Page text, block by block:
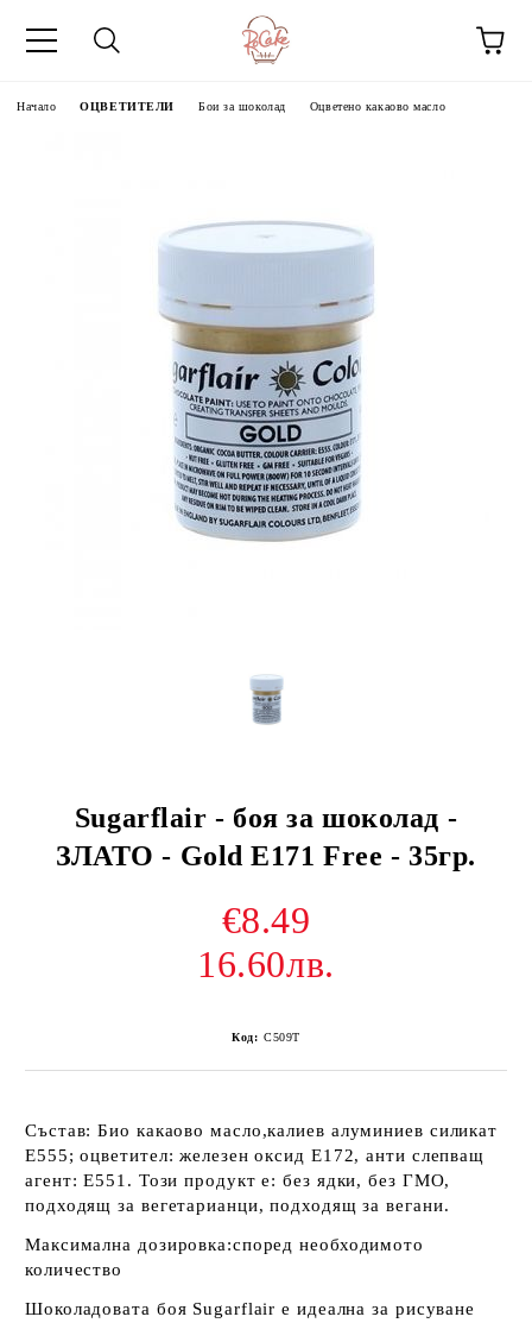
Начало ОЦВЕТИТЕЛИ Бои за шоколад Оцветено какаово масло
Sugarflair - боя за шоколад -
ЗЛАТО - Gold E171 Free - 35гр.
€8.49
16.60лв.
Код: C509T
Състав:Био какаово масло,калиев алуминиев силикат
E555; оцветител: железен оксид E172, анти слепващ
агент: E551 . Този продукт е: без ядки, без ГМО,
подходящ за вегетарианци, подходящ за вегани.
Максимална дозировка:според необходимото
количество
Шоколадовата боя Sugarflair е идеална за рисуване